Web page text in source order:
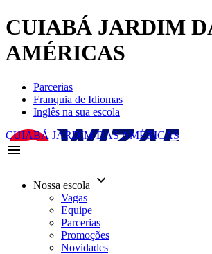
CUIABÁ JARDIM
AMÉRICAS
Parcerias
Franquia de Idiomas
Inglês na sua escola
CUIABÁ JARDIM DAS AMÉRICAS
menu
Nossa escola keyboard_arrow_down
Vagas
Equipe
Parcerias
Promoções
Novidades